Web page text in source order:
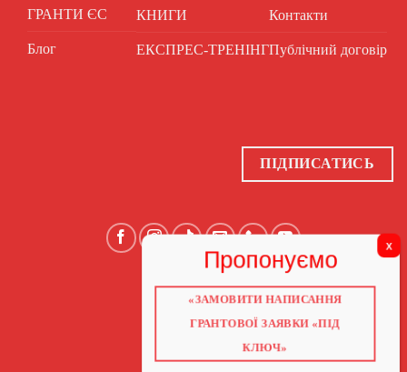
ГРАНТИ ЄС
Блог
КНИГИ
ЕКСПРЕС-ТРЕНІНГ
Контакти
Публічний договір
ПІДПИСАТИСЬ
ГОЛОВНА
ГРАНТИ 2026
ПОСЛУГИ
«ЗАМОВИТИ НАПИСАННЯ
ГРАНТОВОЇ ЗАЯВКИ «ПІД
КЛЮЧ»